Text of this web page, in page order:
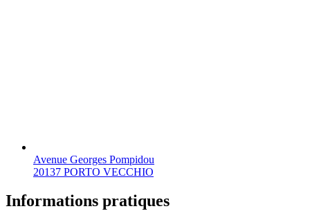
Avenue Georges Pompidou
20137 PORTO VECCHIO
Informations pratiques